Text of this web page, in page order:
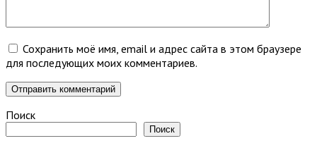
Сохранить моё имя, email и адрес сайта в этом браузере
для последующих моих комментариев.
Поиск
Поиск